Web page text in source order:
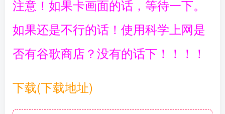
注意！如果卡画面的话，等待一下。
如果还是不行的话！使用科学上网是
否有谷歌商店？没有的话下！！！！
下载(下载地址)